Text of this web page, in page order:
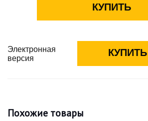
Электронная
версия
Похожие товары